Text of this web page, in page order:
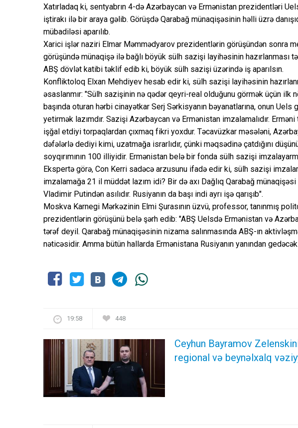
Xatırladaq ki, sentyabrın 4-də Azərbaycan və Ermənistan prezidentləri
iştirakı ilə bir araya gəlib. Görüşdə Qarabağ münaqişəsinin həlli üzrə
mübadiləsi aparılıb.
Xarici işlər naziri Elmar Məmmədyarov prezidentlərin görüşündən sonra
görüşündə münaqişə ilə bağlı böyük sülh sazişi layihəsinin hazırlanması
ABŞ dövlət katibi təklif edib ki, böyük sülh sazişi üzərində iş aparılsın.
Konfliktoloq Elxan Mehdiyev hesab edir ki, sülh sazişi layihəsinin
əsaslanmır: "Sülh sazişinin nə qədər qeyri-real olduğunu görmək üçün ilk
başında oturan hərbi cinayətkar Serj Sərkisyanın bəyanatlarına, onun
yetirmək lazımdır. Sazişi Azərbaycan və Ermənistan imzalamalıdır.
işğal etdiyi torpaqlardan çıxmaq fikri yoxdur. Təcavüzkar məsələni,
dəfələrlə dediyi kimi, uzatmağa israrlıdır, çünki məqsədinə çatdığını
soyqırımının 100 illiyidir. Ermənistan belə bir fonda sülh sazişi
Ekspertə görə, Con Kerri sadəcə arzusunu ifadə edir ki, sülh sazişi
imzalamağa 21 il müddət lazım idi? Bir də axı Dağlıq Qarabağ
Vladimir Putindən asılıdır. Rusiyanın da başı indi ayrı işə qarışıb".
Moskva Karnegi Mərkəzinin Elmi Şurasının üzvü, professor, tanınmış
prezidentlərin görüşünü belə şərh edib: "ABŞ Uelsdə Ermənistan və
tərəf deyil. Qarabağ münaqişəsinin nizama salınmasında ABŞ-ın
nəticəsidir. Amma bütün hallarda Ermənistana Rusiyanın yanından
19:58 448
Ceyhun Bayramov
regional və beynəlxalq